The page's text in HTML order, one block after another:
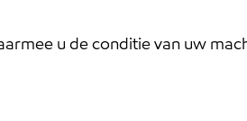
u de conditie van uw